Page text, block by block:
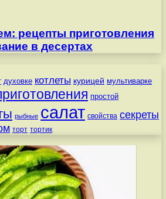
рецепты приготовления
в десертах
духовке котлеты курицей мультиварке
простой
рыбные салат свойства секреты
торт тортик